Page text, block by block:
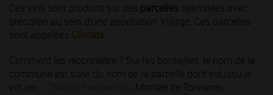
Ces vins sont produits sur des parcelles délimitées avec
précision au sein d’une appellation Village. Ces parcelles
sont appelées Climats
Comment les reconnaître ? Sur les bouteilles, le nom de la
commune est suivi du nom de la parcelle dont est issu le
vin (ex. : Chablis Premier Cru , Montée de Tonnerre).